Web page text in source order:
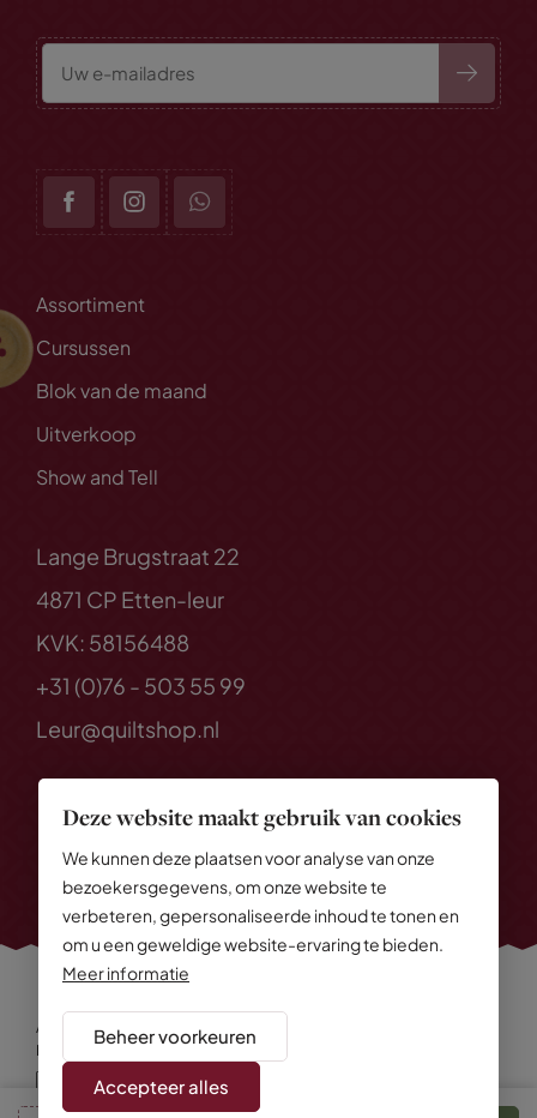
Deze website maakt gebruik van cookies
We kunnen deze plaatsen voor analyse van onze
bezoekersgegevens, om onze website te
verbeteren, gepersonaliseerde inhoud te tonen en
om u een geweldige website-ervaring te bieden.
Meer informatie
Beheer voorkeuren
Accepteer alles
Assortiment
Cursussen
Blok van de maand
Uitverkoop
Show and Tell
Lange Brugstraat 22
4871 CP Etten-leur
KVK: 58156488
+31 (0)76 - 503 55 99
Leur@quiltshop.nl
Alle rechten voorbehouden
Privacy Policy Algemene voorwaarden